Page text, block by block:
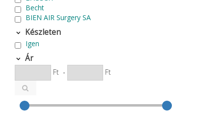
Becht
BIEN AIR Surgery SA
Bode Chemie
Cardex
Carlo de Giorgi srl
CATTANI SpA
CAVEX
Cefla S.C.
CEMM Dental High Tech Ltd.
Coxo Medical Instrument Co. Ltd.
Készleten
Igen
Ár
Ft - Ft